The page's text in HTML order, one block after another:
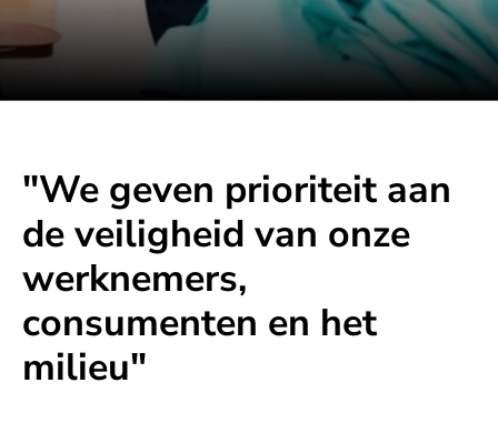
"We geven prioriteit aan
de veiligheid van onze
werknemers,
consumenten en het
milieu"